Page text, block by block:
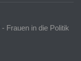
- Frauen in die Politik